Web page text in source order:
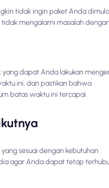
tidak ingin paket Anda
mengalami masalah dengan
dapat Anda lakukan
ini, dan pastikan bahwa
batas waktu ini tercapai.
sesuai dengan kebutuhan
agar Anda dapat tetap